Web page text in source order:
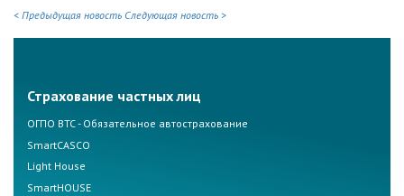
< Предыдущая новость Следующая новость >
Страхование частных лиц
ОГПО ВТС - Обязательное автострахование
SmartCASCO
Light House
SmartHOUSE